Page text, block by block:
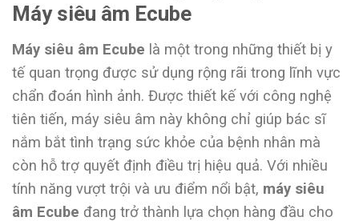
Máy siêu âm Ecube
Máy siêu âm Ecube là một trong những thiết bị y
tế quan trọng được sử dụng rộng rãi trong lĩnh vực
chẩn đoán hình ảnh. Được thiết kế với công nghệ
tiên tiến, máy siêu âm này không chỉ giúp bác sĩ
nắm bắt tình trạng sức khỏe của bệnh nhân mà
còn hỗ trợ quyết định điều trị hiệu quả. Với nhiều
tính năng vượt trội và ưu điểm nổi bật, máy siêu
âm Ecube đang trở thành lựa chọn hàng đầu cho